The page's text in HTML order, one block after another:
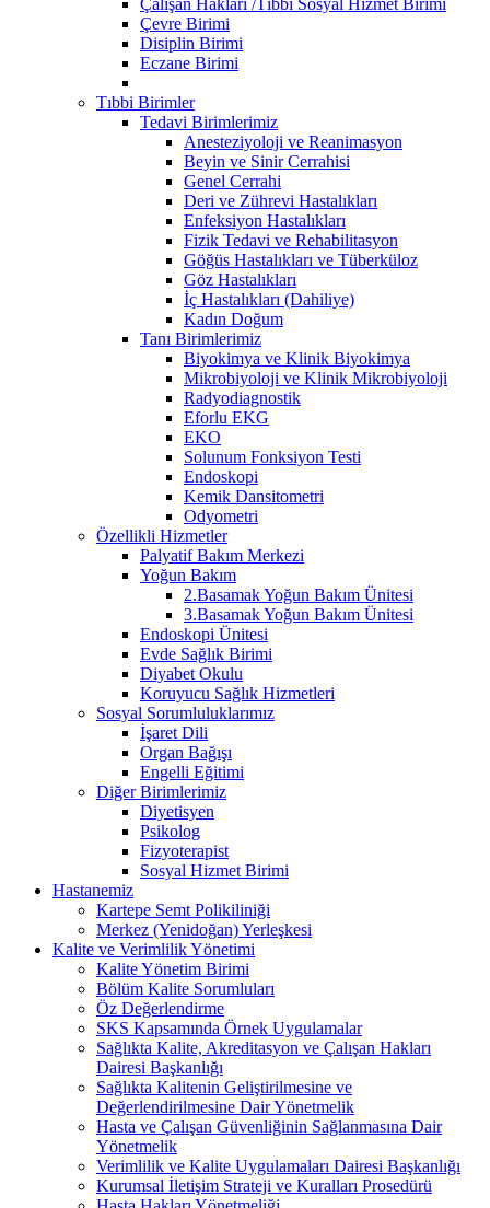
Çevre Birimi
Disiplin Birimi
Eczane Birimi
Tıbbi Birimler
Tedavi Birimlerimiz
Anesteziyoloji ve Reanimasyon
Beyin ve Sinir Cerrahisi
Genel Cerrahi
Deri ve Zührevi Hastalıkları
Enfeksiyon Hastalıkları
Fizik Tedavi ve Rehabilitasyon
Göğüs Hastalıkları ve Tüberküloz
Göz Hastalıkları
İç Hastalıkları (Dahiliye)
Kadın Doğum
Tanı Birimlerimiz
Biyokimya ve Klinik Biyokimya
Mikrobiyoloji ve Klinik Mikrobiyoloji
Radyodiagnostik
Eforlu EKG
EKO
Solunum Fonksiyon Testi
Endoskopi
Kemik Dansitometri
Odyometri
Özellikli Hizmetler
Palyatif Bakım Merkezi
Yoğun Bakım
2.Basamak Yoğun Bakım Ünitesi
3.Basamak Yoğun Bakım Ünitesi
Endoskopi Ünitesi
Evde Sağlık Birimi
Diyabet Okulu
Koruyucu Sağlık Hizmetleri
Sosyal Sorumluluklarımız
İşaret Dili
Organ Bağışı
Engelli Eğitimi
Diğer Birimlerimiz
Diyetisyen
Psikolog
Fizyoterapist
Sosyal Hizmet Birimi
Hastanemiz
Kartepe Semt Polikiliniği
Merkez (Yenidoğan) Yerleşkesi
Kalite ve Verimlilik Yönetimi
Kalite Yönetim Birimi
Bölüm Kalite Sorumluları
Öz Değerlendirme
SKS Kapsamında Örnek Uygulamalar
Sağlıkta Kalite, Akreditasyon ve Çalışan Hakları
Dairesi Başkanlığı
Sağlıkta Kalitenin Geliştirilmesine ve
Değerlendirilmesine Dair Yönetmelik
Hasta ve Çalışan Güvenliğinin Sağlanmasına Dair
Yönetmelik
Verimlilik ve Kalite Uygulamaları Dairesi Başkanlığı
Kurumsal İletişim Strateji ve Kuralları Prosedürü